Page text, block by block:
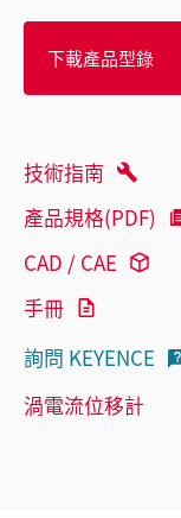
下載產品型錄
技術指南
產品規格(PDF)
CAD / CAE
手冊
詢問 KEYENCE
渦電流位移計